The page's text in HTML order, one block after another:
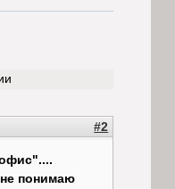
#2
понимаю